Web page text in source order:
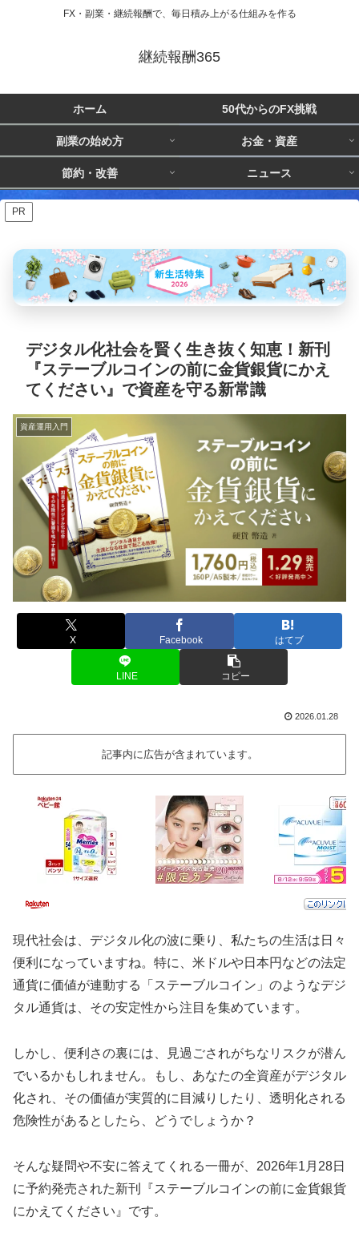
FX・副業・継続報酬で、毎日積み上がる仕組みを作る
継続報酬365
ホーム 50代からのFX挑戦
副業の始め方 お金・資産
節約・改善 ニュース
PR
デジタル化社会を賢く生き抜く知恵！新刊
『ステーブルコインの前に金貨銀貨にかえ
てください』で資産を守る新常識
資産運用入門
X Facebook はてブ
LINE コピー
2026.01.28
記事内に広告が含まれています。
現代社会は、デジタル化の波に乗り、私たちの生活は日々
便利になっていますね。特に、米ドルや日本円などの法定
通貨に価値が連動する「ステーブルコイン」のようなデジ
タル通貨は、その安定性から注目を集めています。
しかし、便利さの裏には、見過ごされがちなリスクが潜ん
でいるかもしれません。もし、あなたの全資産がデジタル
化され、その価値が実質的に目減りしたり、透明化される
危険性があるとしたら、どうでしょうか？
そんな疑問や不安に答えてくれる一冊が、2026年1月28日
に予約発売された新刊『ステーブルコインの前に金貨銀貨
にかえてください』です。